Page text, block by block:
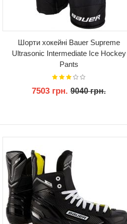
Шорти хокейні Bauer Supreme
Ultrasonic Intermediate Ice Hockey
Pants
7503 грн. 9040 грн.